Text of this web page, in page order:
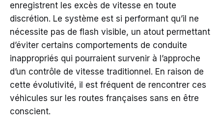
enregistrent les excès de vitesse en toute
discrétion. Le système est si performant qu’il ne
nécessite pas de flash visible, un atout permettant
d’éviter certains comportements de conduite
inappropriés qui pourraient survenir à l’approche
d’un contrôle de vitesse traditionnel. En raison de
cette évolutivité, il est fréquent de rencontrer ces
véhicules sur les routes françaises sans en être
conscient.